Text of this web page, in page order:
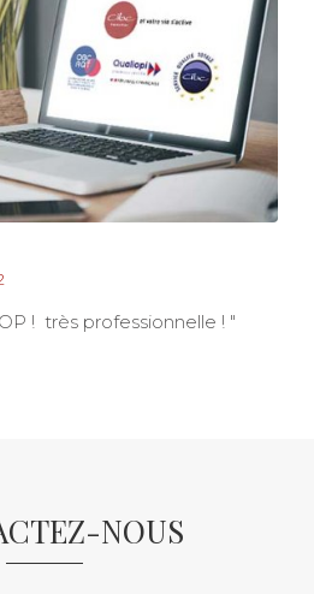
! très professionnelle ! "
NOUS